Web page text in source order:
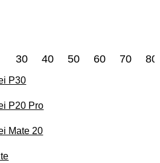
30 40 50 60 70 80
P30
P20 Pro
Mate 20